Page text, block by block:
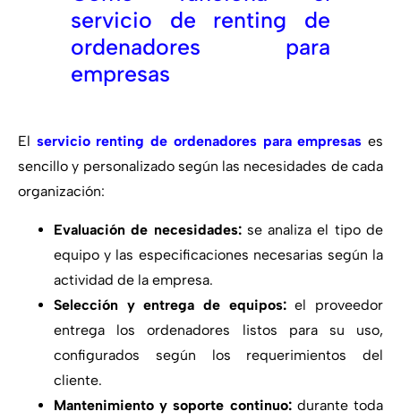
servicio de renting de
ordenadores para
empresas
El servicio renting de ordenadores para empresas es
sencillo y personalizado según las necesidades de cada
organización:
Evaluación de necesidades:se analiza el tipo de
equipo y las especificaciones necesarias según la
actividad de la empresa.
Selección y entrega de equipos:el proveedor
entrega los ordenadores listos para su uso,
configurados según los requerimientos del
cliente.
Mantenimiento y soporte continuo:durante toda